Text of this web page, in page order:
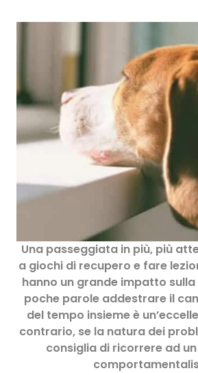
Una passeggiata in più, più
a giochi di recupero e fare
hanno un grande impatto sulla
poche parole addestrare il
del tempo insieme è
contrario, se la natura dei
consiglia di ricorrere ad